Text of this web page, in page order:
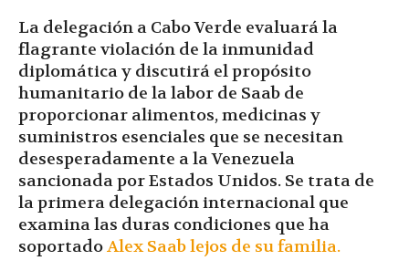
La delegación a Cabo Verde evaluará la
flagrante violación de la inmunidad
diplomática y discutirá el propósito
humanitario de la labor de Saab de
proporcionar alimentos, medicinas y
suministros esenciales que se necesitan
desesperadamente a la Venezuela
sancionada por Estados Unidos. Se trata de
la primera delegación internacional que
examina las duras condiciones que ha
soportadoAlex Saab lejos de su familia.